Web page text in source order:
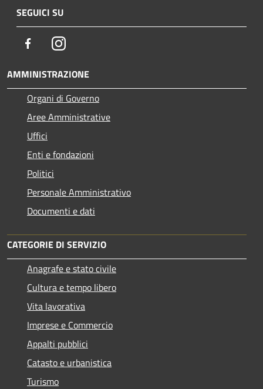
SEGUICI SU
FacebookInstagram
AMMINISTRAZIONE
Organi di Governo
Aree Amministrative
Uffici
Enti e fondazioni
Politici
Personale Amministrativo
Documenti e dati
CATEGORIE DI SERVIZIO
Anagrafe e stato civile
Cultura e tempo libero
Vita lavorativa
Imprese e Commercio
Appalti pubblici
Catasto e urbanistica
Turismo